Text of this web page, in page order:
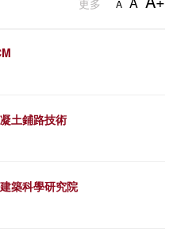
更多 A
土鋪路技術
築科學研究院